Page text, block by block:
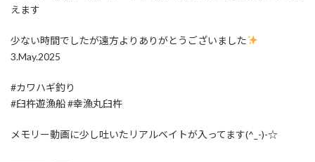
えます
少ない時間でしたが遠方よりありがとうございました
3.May.2025
#カワハギ釣り
#臼杵遊漁船 #幸漁丸臼杵
メモリー動画に少し吐いたリアルベイトが入ってます(^_-)-☆